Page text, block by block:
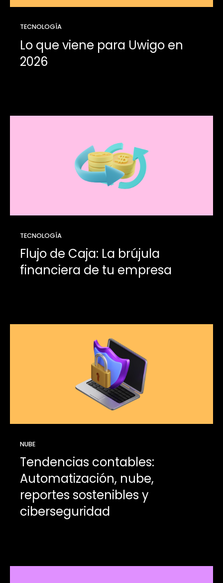
TECNOLOGÍA
Lo que viene para Uwigo en
2026
TECNOLOGÍA
Flujo de Caja: La brújula
financiera de tu empresa
NUBE
Tendencias contables:
Automatización, nube,
reportes sostenibles y
ciberseguridad